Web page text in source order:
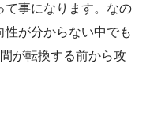
て事になります。なの
が分からない中でも
が転換する前から攻